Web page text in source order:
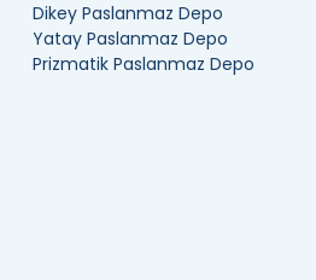
Dikey Paslanmaz Depo
Yatay Paslanmaz Depo
Prizmatik Paslanmaz Depo